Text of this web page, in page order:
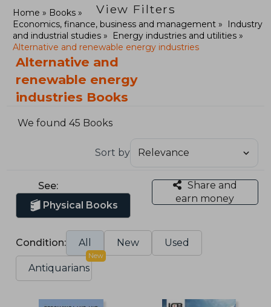
View Filters
Home
Books
Economics, finance, business and management
Industry
and industrial studies
Energy industries and utilities
Alternative and renewable energy industries
Alternative and
renewable energy
industries Books
We found 45 Books
Sort by
See:
Physical Books
Share and
earn money
Condition: All New Used
Antiquarians
New